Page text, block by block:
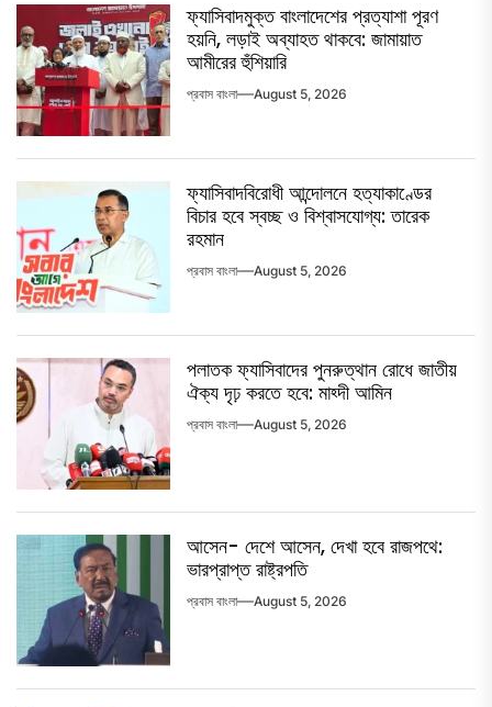
ফ্যাসিবাদমুক্ত বাংলাদেশের প্রত্যাশা পূরণ
হয়নি, লড়াই অব্যাহত থাকবে: জামায়াত
আমীরের হুঁশিয়ারি
প্রবাস বাংলা August 5, 2026
ফ্যাসিবাদবিরোধী আন্দোলনে হত্যাকাণ্ডের
বিচার হবে স্বচ্ছ ও বিশ্বাসযোগ্য: তারেক
রহমান
প্রবাস বাংলা August 5, 2026
পলাতক ফ্যাসিবাদের পুনরুত্থান রোধে জাতীয়
ঐক্য দৃঢ় করতে হবে: মাহ্দী আমিন
প্রবাস বাংলা August 5, 2026
আসেন- দেশে আসেন, দেখা হবে রাজপথে:
ভারপ্রাপ্ত রাষ্ট্রপতি
প্রবাস বাংলা August 5, 2026